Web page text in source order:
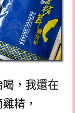
，我還在
精，